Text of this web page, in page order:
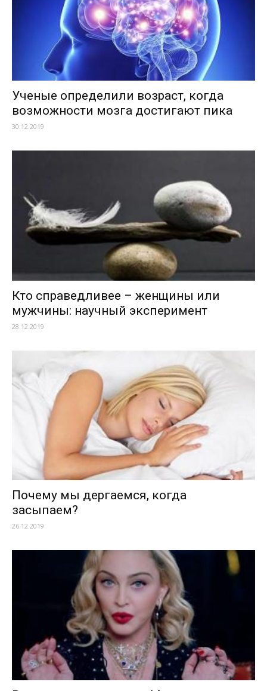
Ученые определили возраст, когда
возможности мозга достигают пика
30.12.2019
Кто справедливее – женщины или
мужчины: научный эксперимент
28.12.2019
Почему мы дергаемся, когда
засыпаем?
26.12.2019